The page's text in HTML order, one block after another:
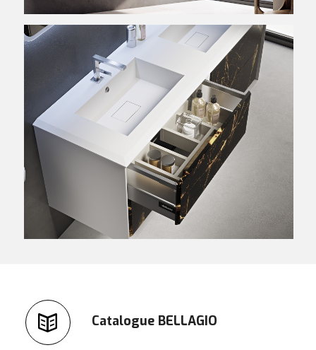
Catalogue BELLAGIO